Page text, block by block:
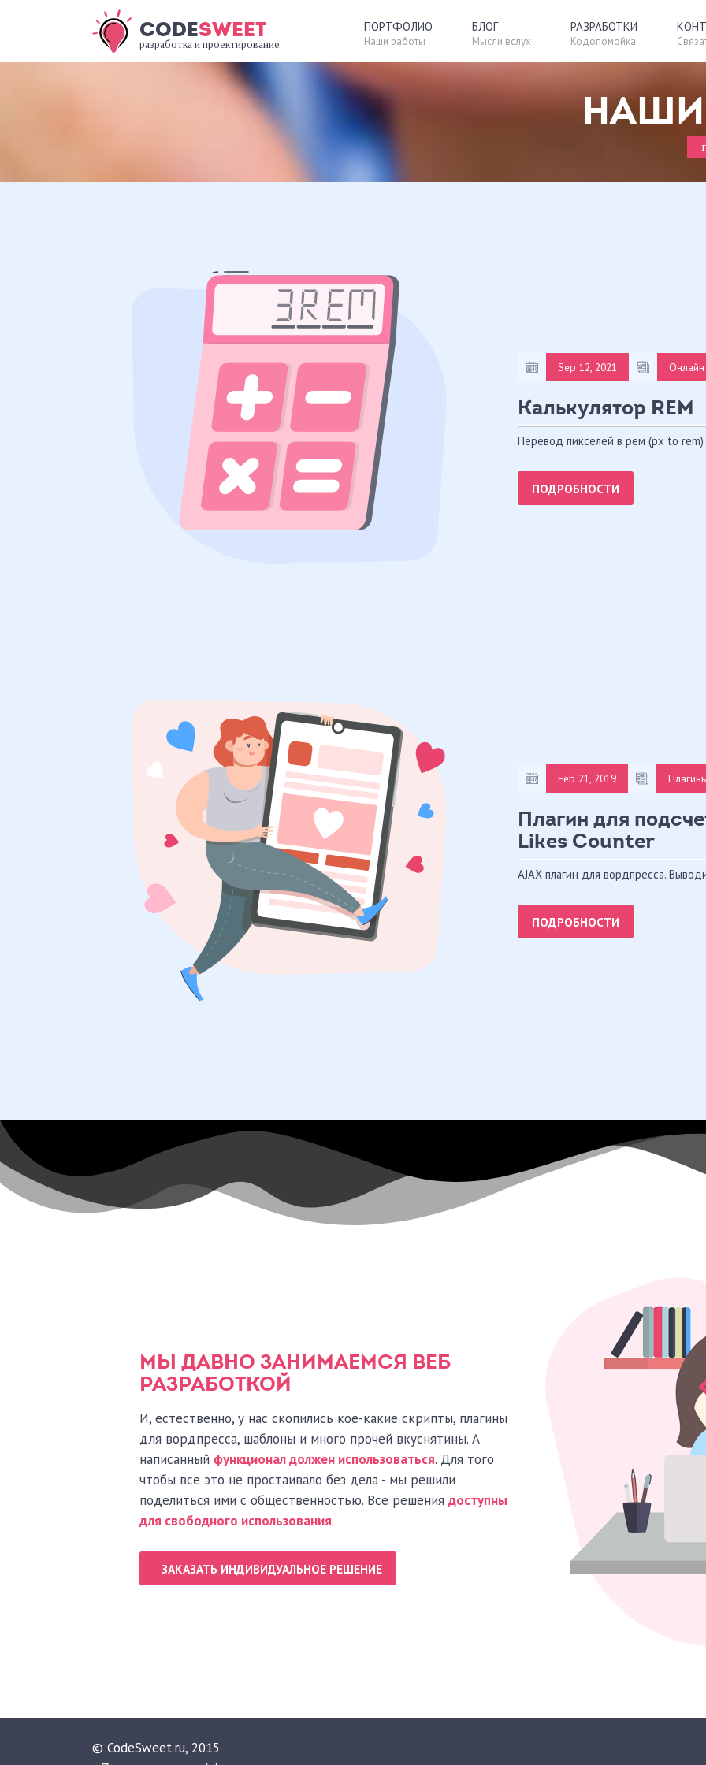
CODESWEET
разработка и проектирование
ПОРТФОЛИО
Наши работы
БЛОГ
Мысли вслух
РАЗРАБОТКИ
Кодопомойка
CS Likes Counter
НАШИ
Sep 12, 2021 Онлайн
Калькулятор REM
Перевод пикселей в рем (px to rem)
ПОДРОБНОСТИ
Feb 21, 2019
Плагин для
Likes Counter
AJAX плагин для вордпресса.
ПОДРОБНОСТИ
МЫ ДАВНО ЗАНИМАЕМСЯ ВЕБ
РАЗРАБОТКОЙ
И, естественно, у нас скопились кое-какие скрипты, плагины
для вордпресса, шаблоны и много прочей вкуснятины. А
написанный функционал должен использоваться. Для того
чтобы все это не простаивало без дела - мы решили
поделиться ими с общественностью. Все решения доступны
для свободного использования.
ЗАКАЗАТЬ ИНДИВИДУАЛЬНОЕ РЕШЕНИЕ
© CodeSweet.ru, 2015